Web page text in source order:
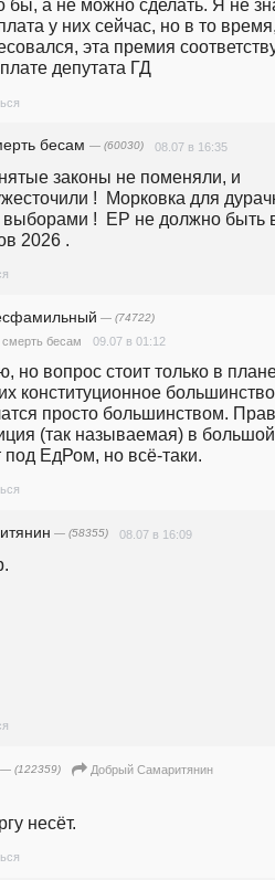
бы, а не можно сделать. Я не
у них сейчас, но в то
эта премия
депутата ГД
бесам — (60030) 08.07 в 16:35
законы не поменяли, и
!  Морковка для
выборами !  ЕР не должно быть
2026 .
— (74722)
бесам 09.07 в 01:12
но вопрос стоит только в
конституционное
просто большинством.
(так называемая) в большой
под ЕдРом, но всё-таки.
— (58355) 08.07 в 16:09
(122359)
Добрый Самаритянин
несёт.